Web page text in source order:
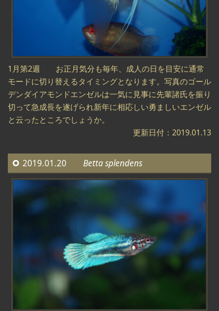
1月第2週 お正月気分も毎年、成人の日を目安に通常
モードに切り替えるタイミングとなります。写真のゴール
デンダイアモンドエンゼルは一気に見事に先輩諸氏を振り
切って急成長を遂げられ新年に相応しい勇ましいエンゼル
と云ったところでしょうか。
更新日付：2019.01.13
2019.01.20 Betta splendens